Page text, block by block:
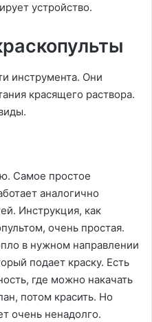
устройство.
инструмента. Они
красящего раствора.
Самое простое
аналогично
Инструкция, как
очень простая.
в нужном направлении
подает краску. Есть
где можно накачать
потом красить. Но
очень ненадолго.